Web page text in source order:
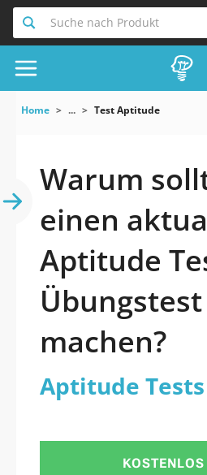
Suche nach Produkt
Home ... Test Aptitude
Warum
einen
Aptitude
machen?
Aptitude Tests
KOSTENLOS